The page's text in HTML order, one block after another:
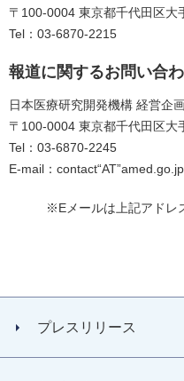
〒100-0004 東京都千代田区大
Tel：03-6870-2215
報道に関するお問い合
日本医療研究開発機構 経営企
〒100-0004 東京都千代田区大
Tel：03-6870-2245
E-mail：contact“AT”amed.go.jp
※Eメールは上記アドレ
プレスリリース